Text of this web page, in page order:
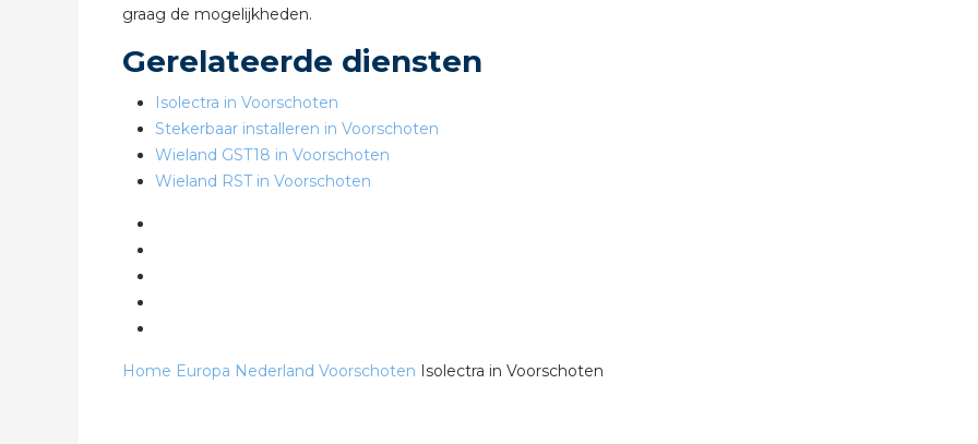
graag de mogelijkheden.
Gerelateerde diensten
Isolectra in Voorschoten
Stekerbaar installeren in Voorschoten
Wieland GST18 in Voorschoten
Wieland RST in Voorschoten
Home Europa Nederland Voorschoten Isolectra in Voorschoten